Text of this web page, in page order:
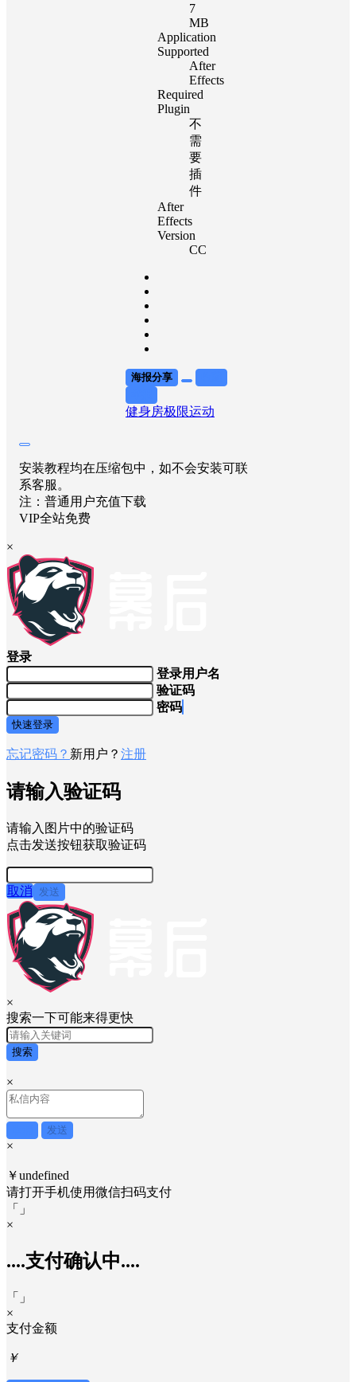
7
MB
Application
Supported
After
Effects
Required
Plugin
不
需
要
插
件
After
Effects
Version
CC
海报分享
健身房极限运动
安装教程均在压缩包中，如不会安装可联
系客服。
注：普通用户充值下载
VIP全站免费
×
登录
登录用户名
验证码
密码
快速登录
忘记密码？ 新用户？ 注册
请输入验证码
请输入图片中的验证码
点击发送按钮获取验证码
取消 发送
×
搜索一下可能来得更快
搜索
×
发送
×
￥undefined
请打开手机使用微信扫码支付
「
」
×
....支付确认中....
「
」
×
支付金额
￥